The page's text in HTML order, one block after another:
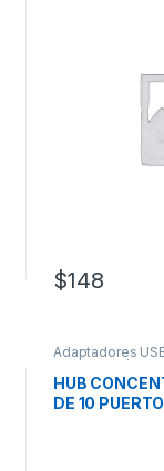
$148
Adaptadores
de Entrada / Salida
HUB
DE 10